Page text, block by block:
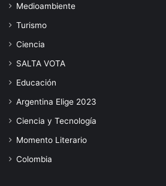
Medioambiente
Turismo
Ciencia
SALTA VOTA
Educación
Argentina Elige 2023
Ciencia y Tecnología
Momento Literario
Colombia